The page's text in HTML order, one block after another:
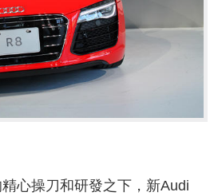
心操刀和研發之下，新Audi